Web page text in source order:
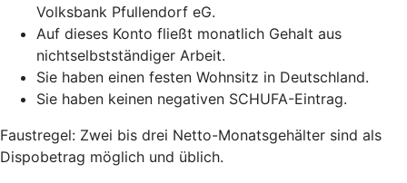
Volksbank Pfullendorf eG.
Auf dieses Konto fließt monatlich Gehalt aus
nichtselbstständiger Arbeit.
Sie haben einen festen Wohnsitz in Deutschland.
Sie haben keinen negativen SCHUFA-Eintrag.
Faustregel: Zwei bis drei Netto-Monatsgehälter sind als
Dispobetrag möglich und üblich.